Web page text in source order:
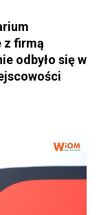
z firmą
odbyło się w